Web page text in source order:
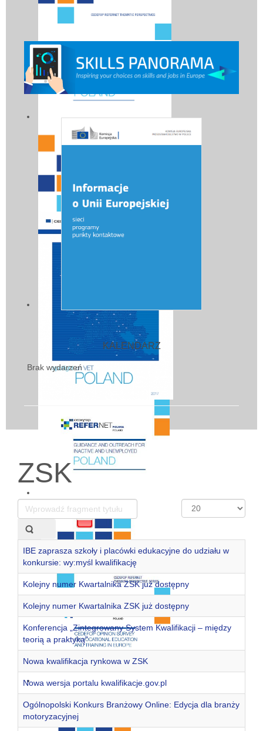
KALENDARZ
Brak wydarzeń
ZSK
Wprowadź
fragment
tytułu
Pokaż
#
IBE zaprasza szkoły i placówki edukacyjne do udziału w
konkursie: wy:myśl kwalifikację
Kolejny numer Kwartalnika ZSK już dostępny
Kolejny numer Kwartalnika ZSK już dostępny
Konferencja „Zintegrowany System Kwalifikacji – między
teorią a praktyką”
Nowa kwalifikacja rynkowa w ZSK
Nowa wersja portalu kwalifikacje.gov.pl
Ogólnopolski Konkurs Branżowy Online: Edycja dla branży
motoryzacyjnej